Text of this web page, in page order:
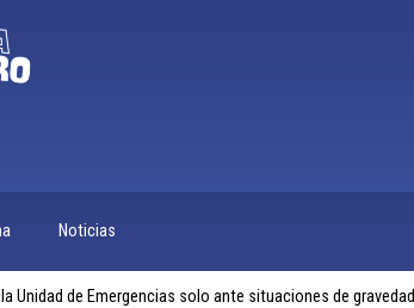
Noticias
Unidad de Emergencias solo ante situaciones de gravedad